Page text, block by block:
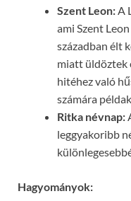
Szent Leon:A
ami Szent
században élt
miatt üldöztek
hitéhez való
számára
Ritka névnap:
leggyakoribb
Hagyományok: